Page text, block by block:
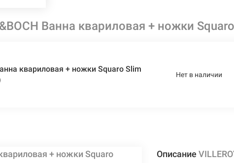
Ванна квариловая + ножки
квариловая + ножки Squaro Slim
Нет в наличии
+ ножки Squaro
Описание